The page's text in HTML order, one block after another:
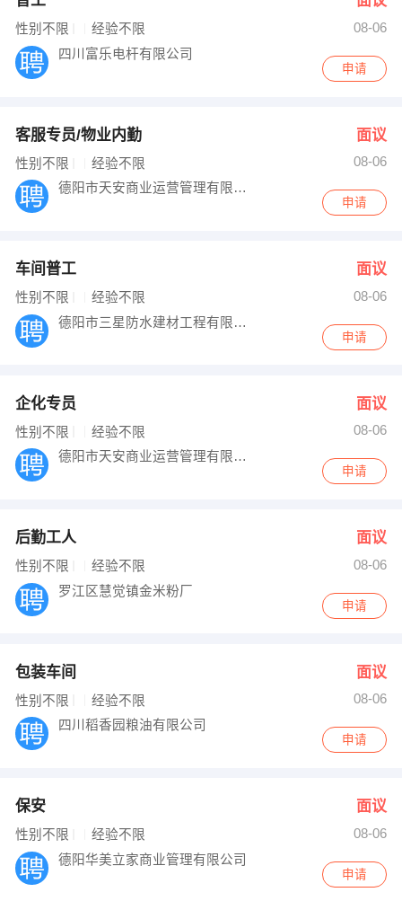
性别不限 经验不限
08-06
四川富乐电杆有限公司
申请
客服专员/物业内勤 面议
性别不限 经验不限
08-06
德阳市天安商业运营管理有限公司
申请
车间普工 面议
性别不限 经验不限
08-06
德阳市三星防水建材工程有限公司
申请
企化专员 面议
性别不限 经验不限
08-06
德阳市天安商业运营管理有限公司
申请
后勤工人 面议
性别不限 经验不限
08-06
罗江区慧觉镇金米粉厂
申请
包装车间 面议
性别不限 经验不限
08-06
四川稻香园粮油有限公司
申请
保安 面议
性别不限 经验不限
08-06
德阳华美立家商业管理有限公司
申请